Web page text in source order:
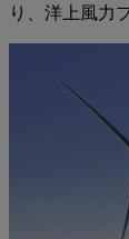
り、洋上風力